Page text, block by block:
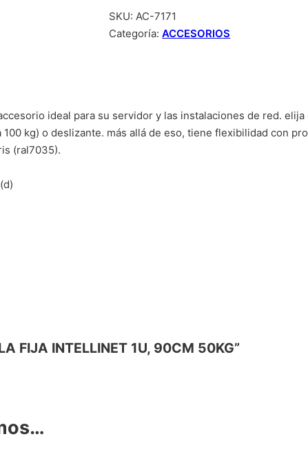
SKU:AC-7171
Categoría:ACCESORIOS
ideal para su servidor y las instalaciones de red.
kg) o deslizante. más allá de eso, tiene flexibilidad con
(ral7035).
FIJA INTELLINET 1U, 90CM 50KG”